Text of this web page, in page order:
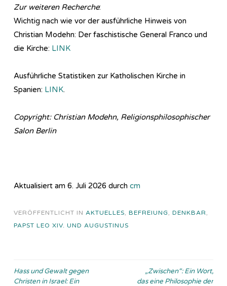
Zur weiteren Recherche:
Wichtig nach wie vor der ausführliche Hinweis von
Christian Modehn: Der faschistische General Franco und
die Kirche: LINK
Ausführliche Statistiken zur Katholischen Kirche in
Spanien: LINK.
Copyright: Christian Modehn, Religionsphilosophischer
Salon Berlin
Aktualisiert am 6. Juli 2026 durch cm
VERÖFFENTLICHT IN AKTUELLES, BEFREIUNG, DENKBAR,
PAPST LEO XIV. UND AUGUSTINUS
Beitragsnavigation
Hass und Gewalt gegen
Christen in Israel: Ein
„Zwischen“: Ein Wort,
das eine Philosophie der